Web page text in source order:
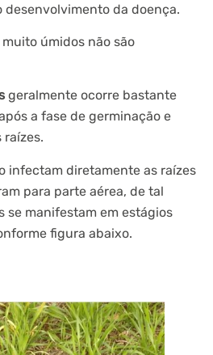
desenvolvimento da doença.
úmidos não são
geralmente ocorre bastante
a fase de germinação e
raízes.
infectam diretamente as raízes
para parte aérea, de tal
se manifestam em estágios
figura abaixo.